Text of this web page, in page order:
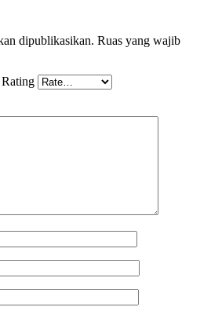
dipublikasikan. Ruas yang wajib